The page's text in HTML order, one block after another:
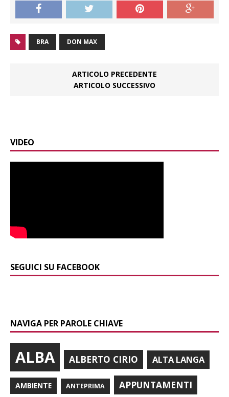
BRA DON MAX
ARTICOLO PRECEDENTE
ARTICOLO SUCCESSIVO
VIDEO
SEGUICI SU FACEBOOK
NAVIGA PER PAROLE CHIAVE
ALBA ALBERTO CIRIO ALTA LANGA
AMBIENTE ANTEPRIMA APPUNTAMENTI